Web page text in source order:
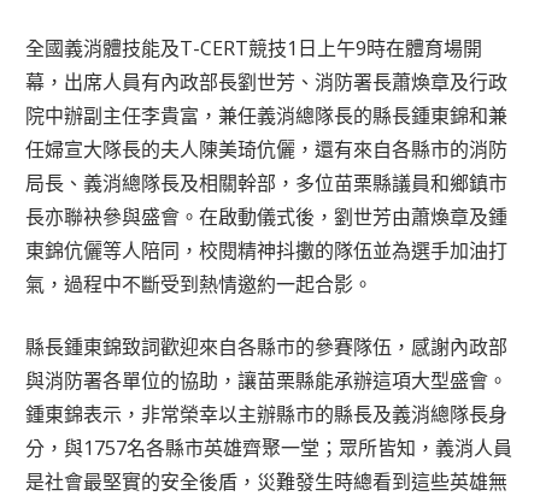
全國義消體技能及T-CERT競技1日上午9時在體育場開
幕，出席人員有內政部長劉世芳、消防署長蕭煥章及行政
院中辦副主任李貴富，兼任義消總隊長的縣長鍾東錦和兼
任婦宣大隊長的夫人陳美琦伉儷，還有來自各縣市的消防
局長、義消總隊長及相關幹部，多位苗栗縣議員和鄉鎮市
長亦聯袂參與盛會。在啟動儀式後，劉世芳由蕭煥章及鍾
東錦伉儷等人陪同，校閱精神抖擻的隊伍並為選手加油打
氣，過程中不斷受到熱情邀約一起合影。
縣長鍾東錦致詞歡迎來自各縣市的參賽隊伍，感謝內政部
與消防署各單位的協助，讓苗栗縣能承辦這項大型盛會。
鍾東錦表示，非常榮幸以主辦縣市的縣長及義消總隊長身
分，與1757名各縣市英雄齊聚一堂；眾所皆知，義消人員
是社會最堅實的安全後盾，災難發生時總看到這些英雄無